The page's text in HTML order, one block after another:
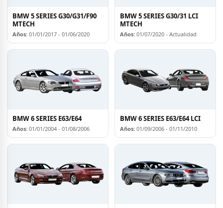
BMW 5 SERIES G30/G31/F90
MTECH
Años: 01/01/2017 - 01/06/2020
BMW 5 SERIES G30/31 LCI
MTECH
Años: 01/07/2020 - Actualidad
BMW 6 SERIES E63/E64
Años: 01/01/2004 - 01/08/2006
BMW 6 SERIES E63/E64 LCI
Años: 01/09/2006 - 01/11/2010